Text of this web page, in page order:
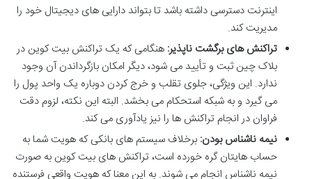
اینترنت دسترسی داشته باشد تا بتواند دارایی های دیجیتال خود را
مدیریت کند.
تراکنش های برگشت ناپذیر: هنگامی که یک تراکنش بیت کوین در
بلاک چین ثبت و تأیید می شود، دیگر امکان بازگرداندن آن وجود
ندارد. این ویژگی، جلوی تقلب و خرج کردن دوباره یک واحد پول را
می گیرد و به شبکه استحکام می بخشد. البته این نکته، لزوم دقت
فراوان در انجام تراکنش ها را نیز یادآوری می کند.
نیمه ناشناس بودن: برخلاف سیستم های بانکی که هویت شما به
حساب هایتان گره خورده است، تراکنش های بیت کوین به صورت
نیمه ناشناس انجام می شوند. به این معنا که هویت واقعی فرستنده